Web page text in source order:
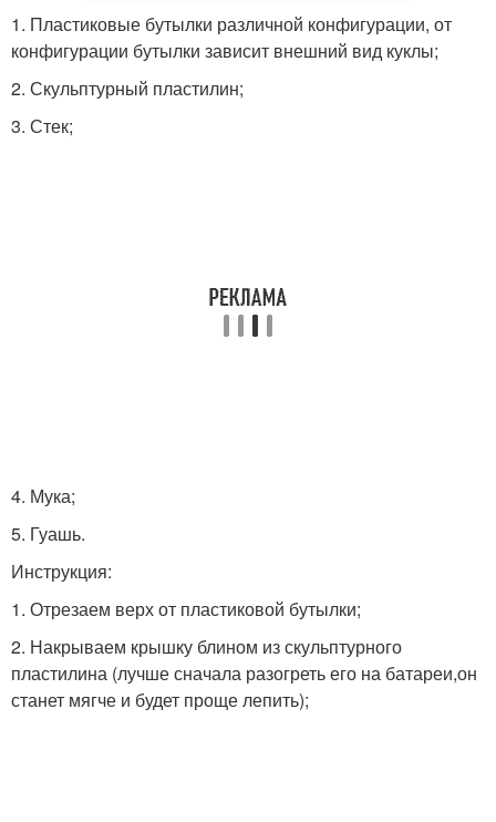
1. Пластиковые бутылки различной конфигурации, от
конфигурации бутылки зависит внешний вид куклы;
2. Скульптурный пластилин;
3. Стек;
4. Мука;
5. Гуашь.
Инструкция:
1. Отрезаем верх от пластиковой бутылки;
2. Накрываем крышку блином из скульптурного
пластилина (лучше сначала разогреть его на батареи,он
станет мягче и будет проще лепить);